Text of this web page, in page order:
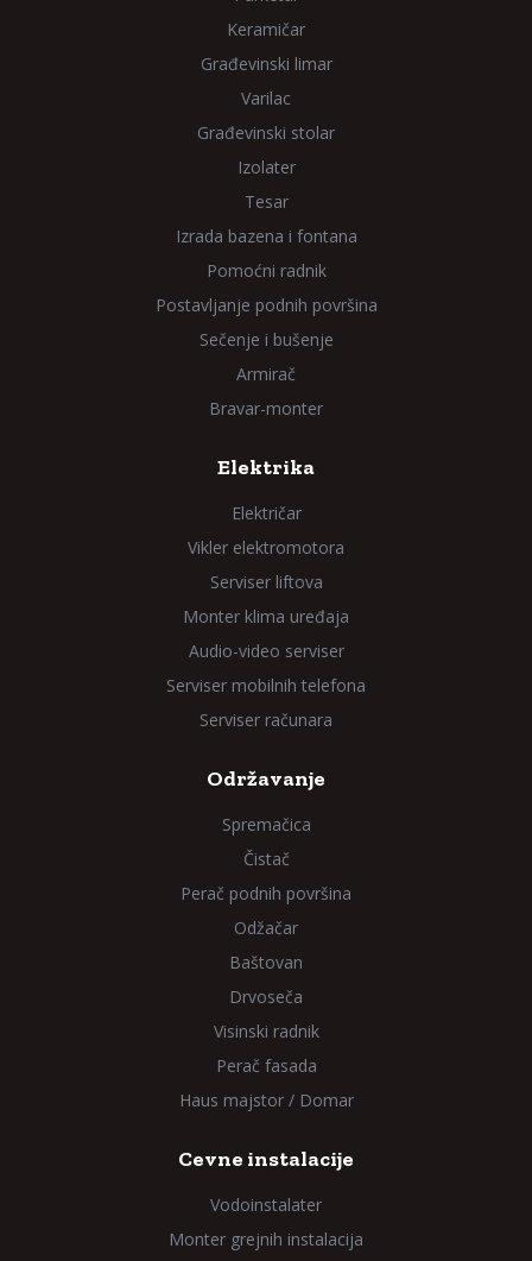
Keramičar
Građevinski limar
Varilac
Građevinski stolar
Izolater
Tesar
Izrada bazena i fontana
Pomoćni radnik
Postavljanje podnih površina
Sečenje i bušenje
Armirač
Bravar-monter
Elektrika
Električar
Vikler elektromotora
Serviser liftova
Monter klima uređaja
Audio-video serviser
Serviser mobilnih telefona
Serviser računara
Održavanje
Spremačica
Čistač
Perač podnih površina
Odžačar
Baštovan
Drvoseča
Visinski radnik
Perač fasada
Haus majstor / Domar
Cevne instalacije
Vodoinstalater
Monter grejnih instalacija